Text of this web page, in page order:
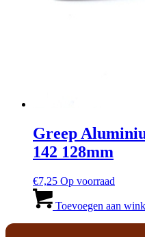
Greep
142 128mm
€7,25 Op voorraad
Toevoegen aan